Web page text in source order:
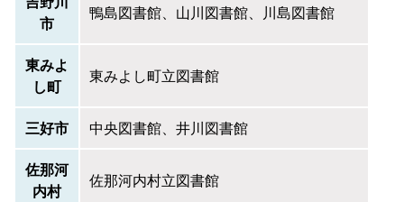
市
鴨島図書館、山川図書館、川島図書館
東みよ
し町
東みよし町立図書館
三好市
中央図書館、井川図書館
佐那河
内村
佐那河内村立図書館